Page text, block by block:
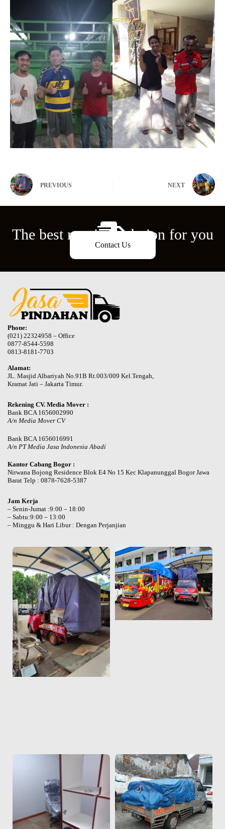
PREVIOUS NEXT
The best moving solution for you
Contact Us
Phone:
(021) 22324958 – Office
0877-8544-5598
0813-8181-7703
Alamat:
JL. Masjid Albariyah No.91B Rt.003/009 Kel.Tengah,
Kramat Jati – Jakarta Timur.
Rekening CV. Media Mover :
Bank BCA 1656002990
A/n Media Mover CV
Bank BCA 1656016991
A/n PT Media Jasa Indonesia Abadi
Kantor Cabang Bogor :
Nirwana Bojong Residence Blok E4 No 15 Kec Klapanunggal Bogor Jawa
Barat Telp : 0878-7628-5387
Jam Kerja
– Senin-Jumat :9:00 – 18:00
– Sabtu:9:00 – 13:00
– Minggu & Hari Libur : Dengan Perjanjian